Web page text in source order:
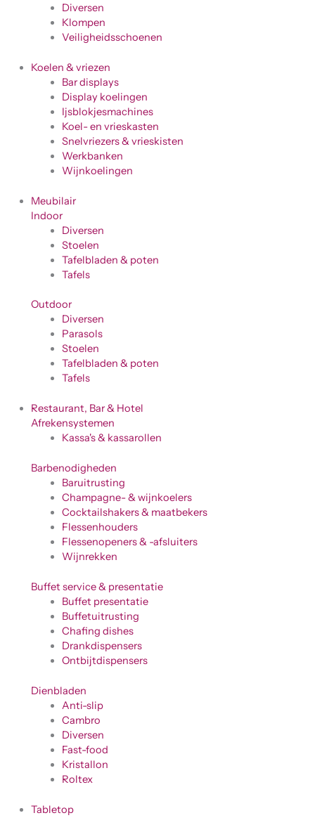
Diversen
Klompen
Veiligheidsschoenen
Koelen & vriezen
Bar displays
Display koelingen
Ijsblokjesmachines
Koel- en vrieskasten
Snelvriezers & vrieskisten
Werkbanken
Wijnkoelingen
Meubilair
Indoor
Diversen
Stoelen
Tafelbladen & poten
Tafels
Outdoor
Diversen
Parasols
Stoelen
Tafelbladen & poten
Tafels
Restaurant, Bar & Hotel
Afrekensystemen
Kassa's & kassarollen
Barbenodigheden
Baruitrusting
Champagne- & wijnkoelers
Cocktailshakers & maatbekers
Flessenhouders
Flessenopeners & -afsluiters
Wijnrekken
Buffet service & presentatie
Buffet presentatie
Buffetuitrusting
Chafing dishes
Drankdispensers
Ontbijtdispensers
Dienbladen
Anti-slip
Cambro
Diversen
Fast-food
Kristallon
Roltex
Tabletop